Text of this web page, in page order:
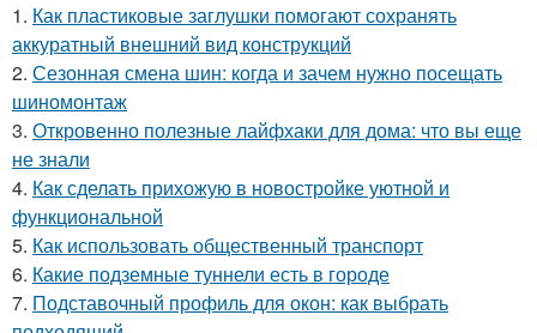
1. Как пластиковые заглушки помогают сохранять
аккуратный внешний вид конструкций
2. Сезонная смена шин: когда и зачем нужно посещать
шиномонтаж
3. Откровенно полезные лайфхаки для дома: что вы еще
не знали
4. Как сделать прихожую в новостройке уютной и
функциональной
5. Как использовать общественный транспорт
6. Какие подземные туннели есть в городе
7. Подставочный профиль для окон: как выбрать